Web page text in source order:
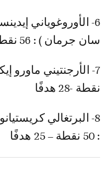
6- الأوروغوياني
سان جرمان ) : 56 نقطة -28 هدفًا
نقطة -28 هدفًا
8- البرتغالي
: 50 نقطة – 25 هدفًا